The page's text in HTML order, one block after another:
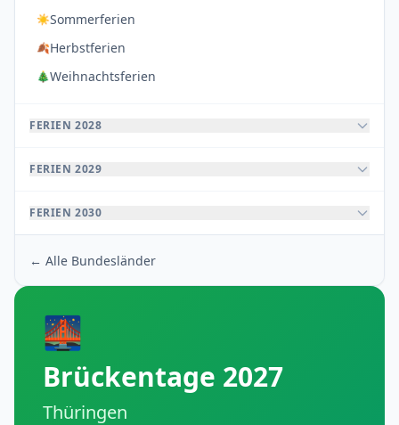
☀️Sommerferien
🍂Herbstferien
🎄Weihnachtsferien
FERIEN 2028
FERIEN 2029
FERIEN 2030
← Alle Bundesländer
🌉
Brückentage 2027
Thüringen